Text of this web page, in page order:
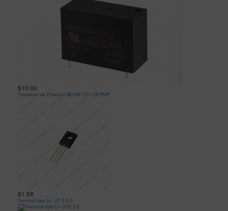
$10.00
Transistor de Potencia BD140 TO-126 PNP
$1.58
Terminal tipo U+ UT 2.5-5